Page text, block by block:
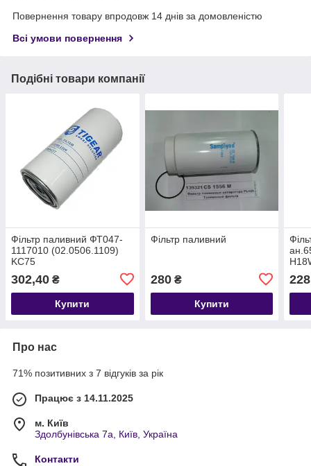
Повернення товару впродовж 14 днів за домовленістю
Всі умови повернення
Подібні товари компанії
Фільтр паливний ФТ047-
1117010 (02.0506.1109)
KC75
302,40 ₴
Купити
Фільтр паливний
280₴
Купити
Про нас
71% позитивних з 7 відгуків за рік
Працює з 14.11.2025
м. Київ
Здолбунівська 7а, Київ, Україна
Контакти